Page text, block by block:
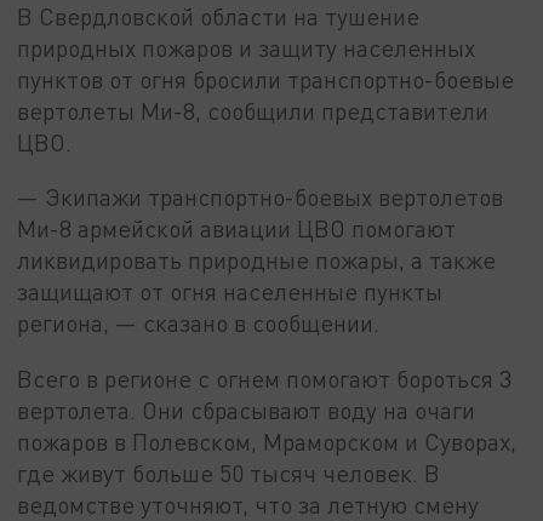
В Свердловской области на тушение
природных пожаров и защиту населенных
пунктов от огня бросили транспортно-боевые
вертолеты Ми-8, сообщили представители
ЦВО.
— Экипажи транспортно-боевых вертолетов
Ми-8 армейской авиации ЦВО помогают
ликвидировать природные пожары, а также
защищают от огня населенные пункты
региона, — сказано в сообщении.
Всего в регионе с огнем помогают бороться 3
вертолета. Они сбрасывают воду на очаги
пожаров в Полевском, Мраморском и Суворах,
где живут больше 50 тысяч человек. В
ведомстве уточняют, что за летную смену